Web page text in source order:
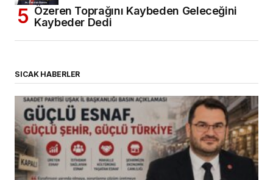
Özeren Toprağını Kaybeden Geleceğini
Kaybeder Dedi
SICAK HABERLER